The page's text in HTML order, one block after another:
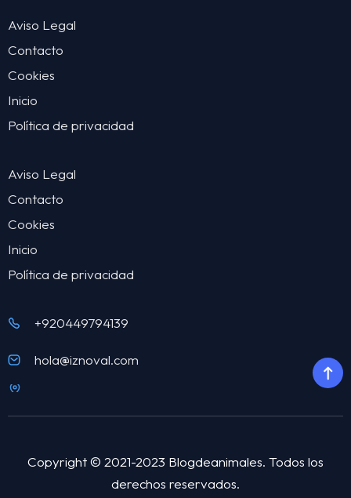
Aviso Legal
Contacto
Cookies
Inicio
Política de privacidad
Aviso Legal
Contacto
Cookies
Inicio
Política de privacidad
+920449794139
hola@iznoval.com
Copyright © 2021-2023 Blogdeanimales. Todos los
derechos reservados.